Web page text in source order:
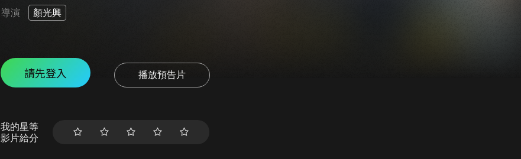
導演 顏光興
請先登入 播放預告片
我的星等
影片給分